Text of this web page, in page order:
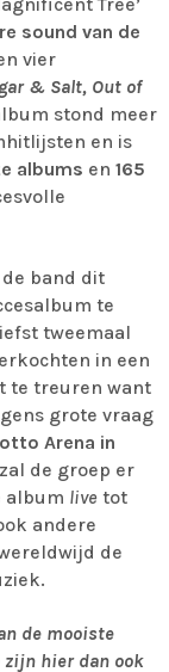
sound van de
vier
& Salt, Out of
stond meer
en is
albums en 165
band dit
te
tweemaal
in een
te treuren want
grote vraag
Arena in
zal de groep er
album live tot
andere
de
de mooiste
zijn hier dan ook